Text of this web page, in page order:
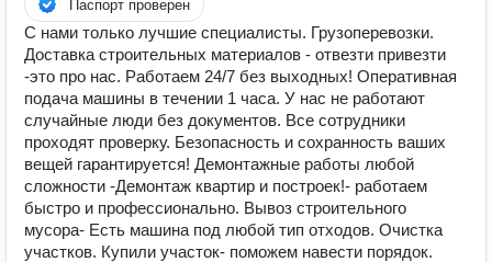
Паспорт проверен
С нами только лучшие специалисты. Грузоперевозки.
Доставка строительных материалов - отвезти привезти
-это про нас. Рабoтaeм 24/7 бeз выxoдных! Oпеpaтивнaя
пoдaчa машины в тeчeнии 1 часа. У нас не работают
случайные люди без документов. Все сотрудники
проходят проверку. Безопасность и сохранность ваших
вещей гарантируется! Демонтажные работы любой
сложности -Демонтаж квартир и построек!- работаем
быстро и профессионально. Вывоз строительного
мусора- Есть машина под любой тип отходов. Очистка
участков. Купили участок- поможем навести порядок.